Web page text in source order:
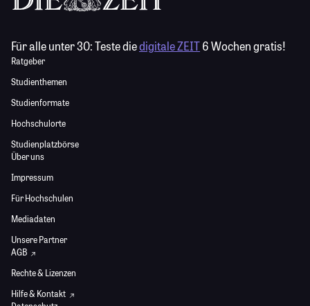
Für alle unter 30:Teste diedigitale ZEIT6 Wochen gratis!
Ratgeber
Studienthemen
Studienformate
Hochschulorte
Studienplatzbörse
Über uns
Impressum
Für Hochschulen
Mediadaten
Unsere Partner
AGB
Rechte & Lizenzen
Hilfe & Kontakt